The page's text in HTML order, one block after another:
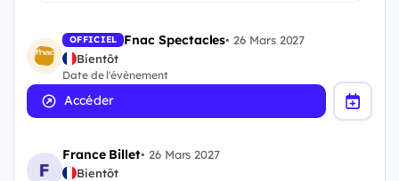
OFFICIEL Fnac Spectacles• 26 Mars 2027
Bientôt
Date de l'évènement
Accéder
France Billet• 26 Mars 2027
Bientôt